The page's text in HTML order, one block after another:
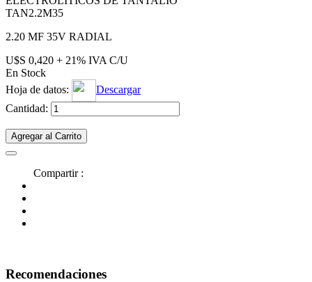
TAN2.2M35
2.20 MF 35V RADIAL
U$S 0,420 + 21% IVA C/U
En Stock
Hoja de datos:
Descargar
Cantidad:
Agregar al Carrito
Compartir :
Recomendaciones